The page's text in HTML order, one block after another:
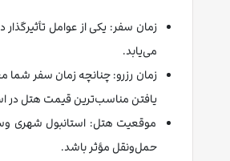
زمان سفر: یکی از عوامل
می‌یابد.
یافتن مناسب‌ترین قیمت هتل در
موقعیت هتل: استانبول شهری
حمل‌ونقل مؤثر باشد.